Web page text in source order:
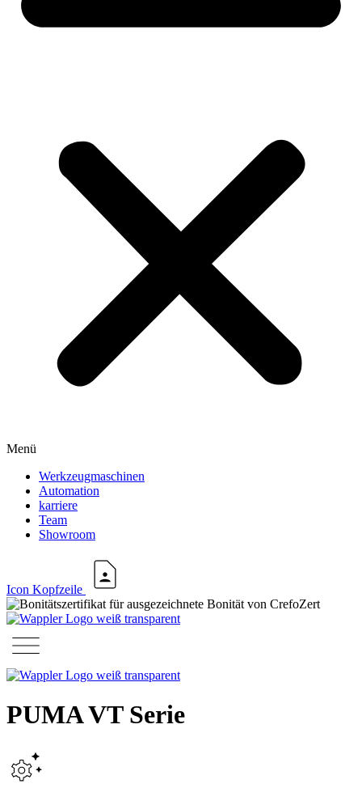
Menü
Werkzeugmaschinen
Automation
karriere
Team
Showroom
Icon Kopfzeile
PUMA VT Serie